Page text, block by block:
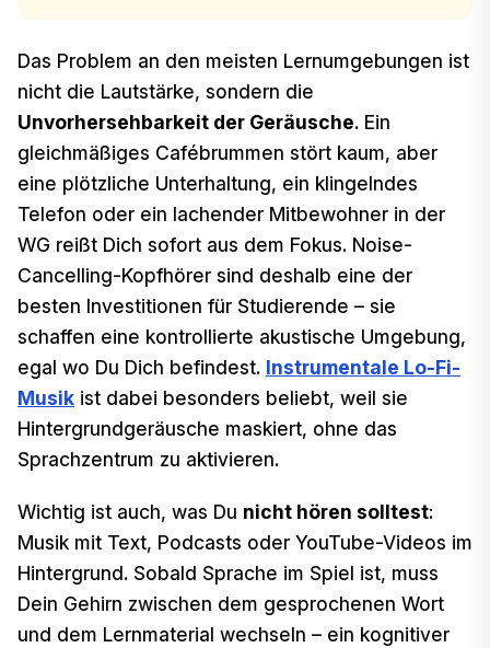
Das Problem an den meisten Lernumgebungen ist
nicht die Lautstärke, sondern die
Unvorhersehbarkeit der Geräusche. Ein
gleichmäßiges Cafébrummen stört kaum, aber
eine plötzliche Unterhaltung, ein klingelndes
Telefon oder ein lachender Mitbewohner in der
WG reißt Dich sofort aus dem Fokus. Noise-
Cancelling-Kopfhörer sind deshalb eine der
besten Investitionen für Studierende – sie
schaffen eine kontrollierte akustische Umgebung,
egal wo Du Dich befindest. Instrumentale Lo-Fi-
Musik ist dabei besonders beliebt, weil sie
Hintergrundgeräusche maskiert, ohne das
Sprachzentrum zu aktivieren.
Wichtig ist auch, was Du nicht hören solltest:
Musik mit Text, Podcasts oder YouTube-Videos im
Hintergrund. Sobald Sprache im Spiel ist, muss
Dein Gehirn zwischen dem gesprochenen Wort
und dem Lernmaterial wechseln – ein kognitiver